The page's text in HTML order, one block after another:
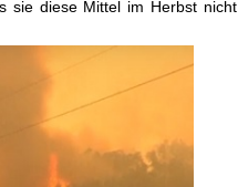
sie diese Mittel im Herbst nicht